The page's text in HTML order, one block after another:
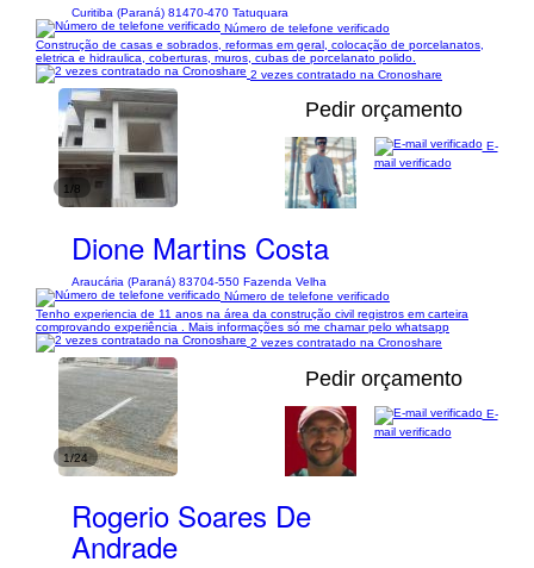
Curitiba (Paraná) 81470-470 Tatuquara
Número de telefone verificado
Construção de casas e sobrados, reformas em geral, colocação de porcelanatos,
eletrica e hidraulica, coberturas, muros, cubas de porcelanato polido.
2 vezes contratado na Cronoshare
1/8
Pedir orçamento
Dione Martins Costa
Araucária (Paraná) 83704-550 Fazenda Velha
E-
mail verificado
Número de telefone verificado
Tenho experiencia de 11 anos na área da construção civil registros em carteira
comprovando experiência . Mais informações só me chamar pelo whatsapp
2 vezes contratado na Cronoshare
1/24
Pedir orçamento
Rogerio Soares De
Andrade
E-
mail verificado